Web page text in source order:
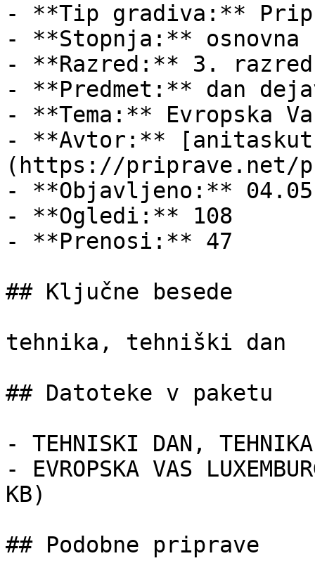
- **Tip gradiva:**
- **Stopnja:** osnovna
- **Razred:** 3. razred
- **Predmet:** dan
- **Tema:** Evropska
- **Avtor:**
(https://priprave.net/
- **Objavljeno:**
- **Ogledi:** 108
- **Prenosi:** 47
## Ključne besede
tehnika, tehniški dan
## Datoteke v paketu
- TEHNISKI DAN,
- EVROPSKA VAS
KB)
## Podobne priprave